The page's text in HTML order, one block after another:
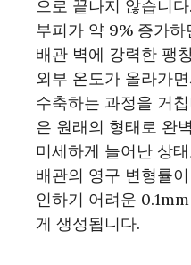
으로 끝나지 않습니
부피가 약 9% 증가
배관 벽에 강력한 팽
외부 온도가 올라가
수축하는 과정을 거
은 원래의 형태로 완
미세하게 늘어난 상
배관의 영구 변형률
인하기 어려운
게 생성됩니다.